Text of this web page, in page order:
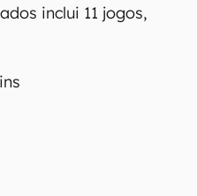
inclui 11 jogos,